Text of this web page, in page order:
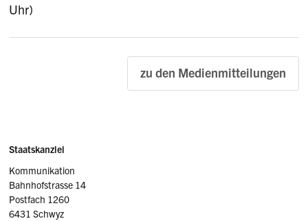
Uhr)
zu den Medienmitteilungen
Sidebar
Adresse
Staatskanzlei
Kommunikation
Bahnhofstrasse 14
Postfach 1260
6431 Schwyz